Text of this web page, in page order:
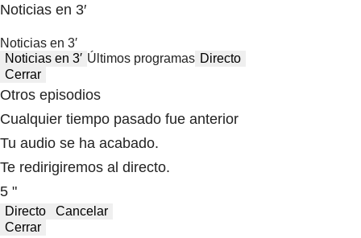
Noticias en 3′
Noticias en 3′
Noticias en 3′ Últimos programas Directo
Cerrar
Otros episodios
Cualquier tiempo pasado fue anterior
Tu audio se ha acabado.
Te redirigiremos al directo.
5 "
Directo
Cancelar
Cerrar